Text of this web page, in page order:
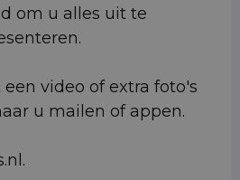
om u alles uit te
video of extra foto's
u mailen of appen.